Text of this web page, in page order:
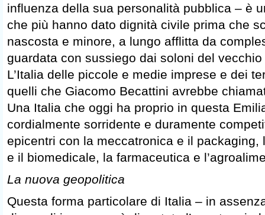
influenza della sua personalità pubblica – è
che più hanno dato dignità civile prima che
nascosta e minore, a lungo afflitta da
guardata con sussiego dai soloni del
L’Italia delle piccole e medie imprese e dei
quelli che Giacomo Becattini avrebbe
Una Italia che oggi ha proprio in questa
cordialmente sorridente e duramente
epicentri con la meccatronica e il packaging,
e il biomedicale, la farmaceutica e
La nuova geopolitica
Questa forma particolare di Italia – in